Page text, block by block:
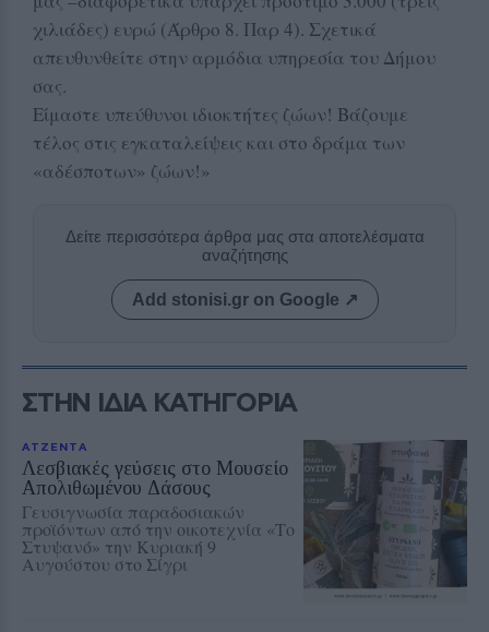
χιλιάδες) ευρώ (Άρθρο 8. Παρ 4). Σχετικά
απευθυνθείτε στην αρμόδια υπηρεσία του Δήμου
σας.
Είμαστε υπεύθυνοι ιδιοκτήτες ζώων! Βάζουμε
τέλος στις εγκαταλείψεις και στο δράμα των
«αδέσποτων» ζώων!»
Δείτε περισσότερα άρθρα μας στα αποτελέσματα
αναζήτησης
Add stonisi.gr on Google ↗
ΣΤΗΝ ΙΔΙΑ ΚΑΤΗΓΟΡΙΑ
ΑΤΖΕΝΤΑ
Λεσβιακές γεύσεις στο Μουσείο
Απολιθωμένου Δάσους
Γευσιγνωσία παραδοσιακών
προϊόντων από την οικοτεχνία «Το
Στυψανό» την Κυριακή 9
Αυγούστου στο Σίγρι